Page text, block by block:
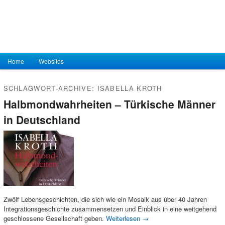
Hauptmenü
Zum Inhalt wechseln
Zum sekundären Inhalt wechseln
Home Websites
SCHLAGWORT-ARCHIVE: ISABELLA KROTH
Halbmondwahrheiten – Türkische Männer
in Deutschland
Zwölf Lebensgeschichten, die sich wie ein Mosaik aus über 40 Jahren
Integrationsgeschichte zusammensetzen und Einblick in eine weitgehend
geschlossene Gesellschaft geben. Weiterlesen →